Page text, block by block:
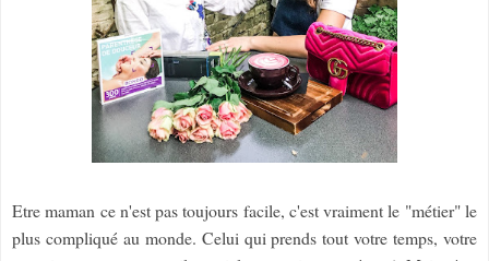
Etre maman ce n'est pas toujours facile, c'est vraiment le "métier" le
plus compliqué au monde. Celui qui prends tout votre temps, votre